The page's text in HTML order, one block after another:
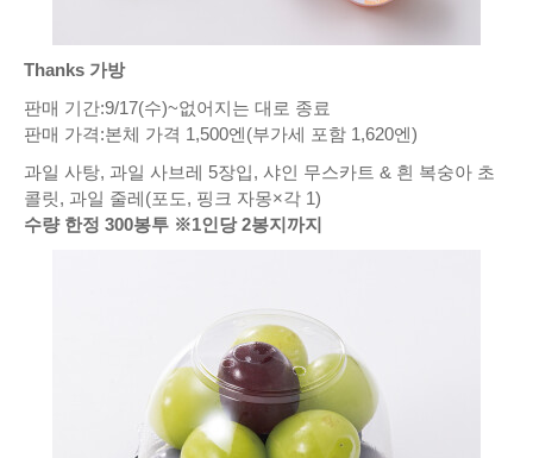
Thanks 가방
판매 기간:9/17(수)~없어지는 대로 종료
판매 가격:본체 가격 1,500엔(부가세 포함 1,620엔)
과일 사탕, 과일 사브레 5장입, 샤인 무스카트 & 흰 복숭아 초
콜릿, 과일 줄레(포도, 핑크 자몽×각 1)
수량 한정 300봉투 ※1인당 2봉지까지